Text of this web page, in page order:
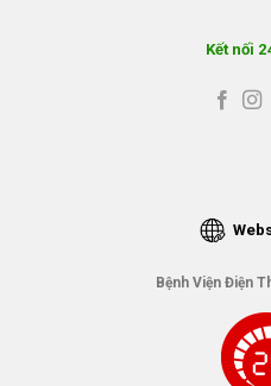
Kết nối
Bệnh Viện Điện